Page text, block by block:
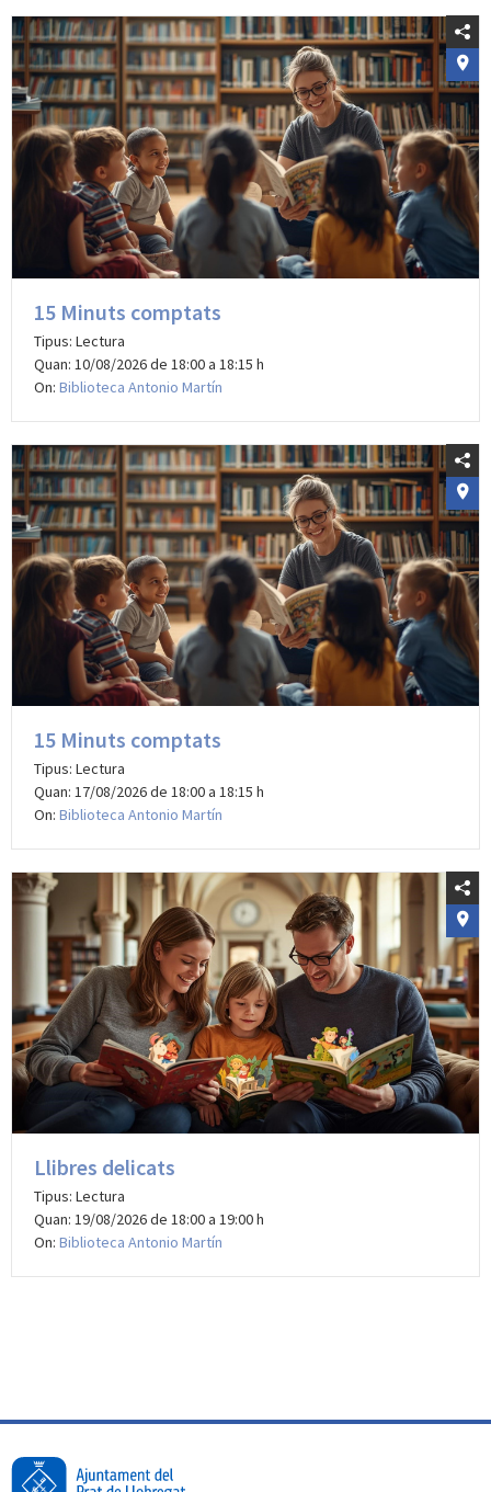
15 Minuts comptats
Tipus: Lectura
Quan: 10/08/2026 de 18:00 a 18:15 h
On: Biblioteca Antonio Martín
15 Minuts comptats
Tipus: Lectura
Quan: 17/08/2026 de 18:00 a 18:15 h
On: Biblioteca Antonio Martín
Llibres delicats
Tipus: Lectura
Quan: 19/08/2026 de 18:00 a 19:00 h
On: Biblioteca Antonio Martín